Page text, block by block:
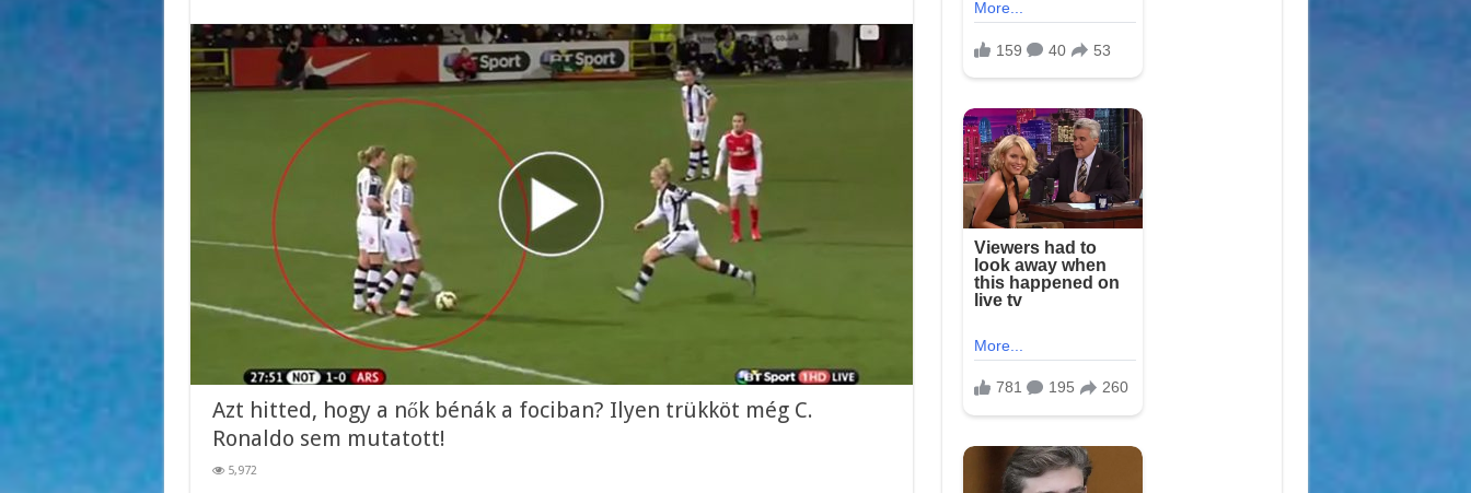
Azt hitted, hogy a nők bénák a fociban? Ilyen trükköt még C.
Ronaldo sem mutatott!
5,972